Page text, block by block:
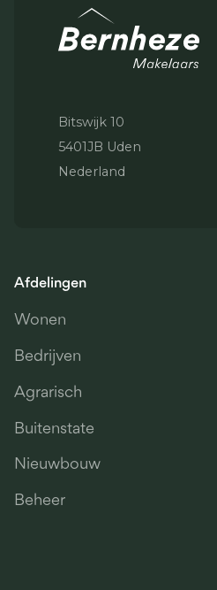
Bitswijk 10
5401JB Uden
Nederland
Afdelingen
Wonen
Bedrijven
Agrarisch
Buitenstate
Nieuwbouw
Beheer